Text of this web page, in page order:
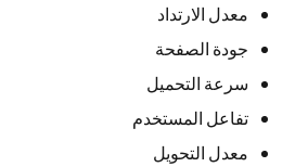
معدل الارتداد
جودة الصفحة
سرعة التحميل
تفاعل المستخدم
معدل التحويل